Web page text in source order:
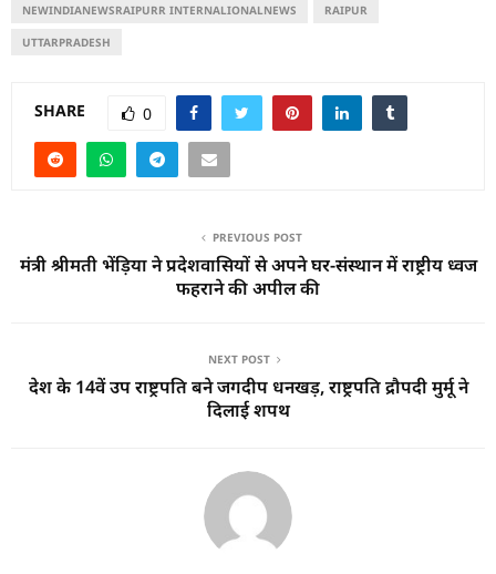
NEWINDIANEWSRAIPURR INTERNALIONALNEWS RAIPUR
UTTARPRADESH
SHARE 0
PREVIOUS POST
मंत्री श्रीमती भेंड़िया ने प्रदेशवासियों से अपने घर-संस्थान में राष्ट्रीय ध्वज
फहराने की अपील की
NEXT POST
देश के 14वें उप राष्ट्रपति बने जगदीप धनखड़, राष्ट्रपति द्रौपदी मुर्मू ने
दिलाई शपथ